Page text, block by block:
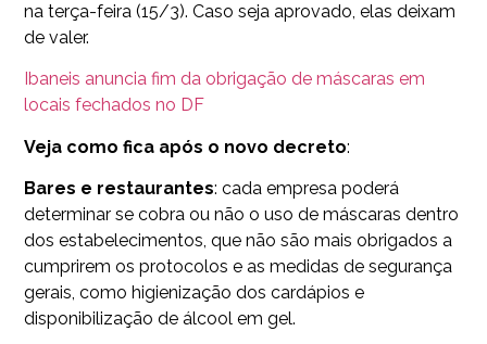
na terça-feira (15/3). Caso seja aprovado, elas deixam
de valer.
Ibaneis anuncia fim da obrigação de máscaras em
locais fechados no DF
Veja como fica após o novo decreto:
Bares e restaurantes: cada empresa poderá
determinar se cobra ou não o uso de máscaras dentro
dos estabelecimentos, que não são mais obrigados a
cumprirem os protocolos e as medidas de segurança
gerais, como higienização dos cardápios e
disponibilização de álcool em gel.